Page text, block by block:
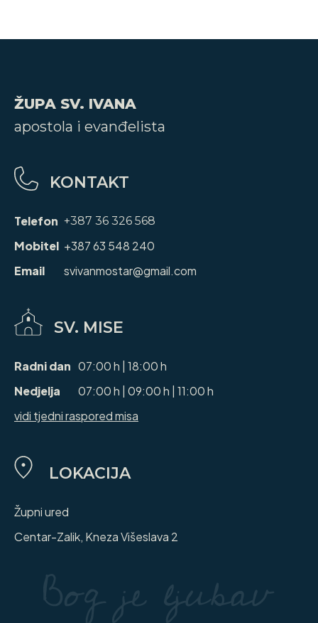
ŽUPA SV. IVANA
apostola i evanđelista
KONTAKT
Telefon +387 36 326 568
Mobitel +387 63 548 240
Email
svivanmostar@gmail.com
SV. MISE
Radni dan 07:00 h | 18:00 h
Nedjelja
07:00 h | 09:00 h | 11:00 h
vidi tjedni raspored misa
LOKACIJA
Župni ured
Centar-Zalik, Kneza Višeslava 2